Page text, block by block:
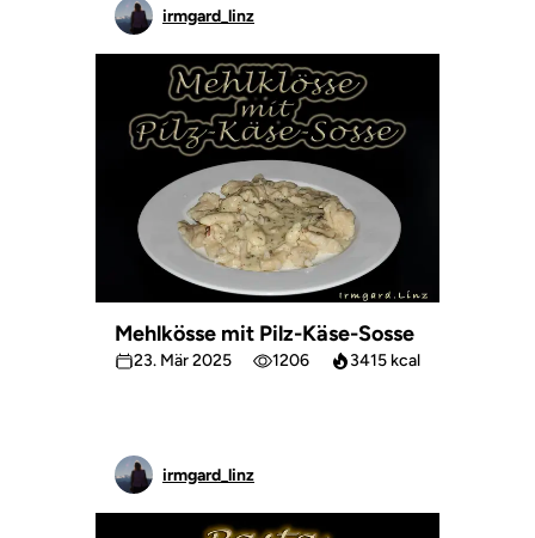
irmgard_linz
Mehlkösse mit Pilz-Käse-Sosse
23. Mär 2025 1206 3415 kcal
irmgard_linz